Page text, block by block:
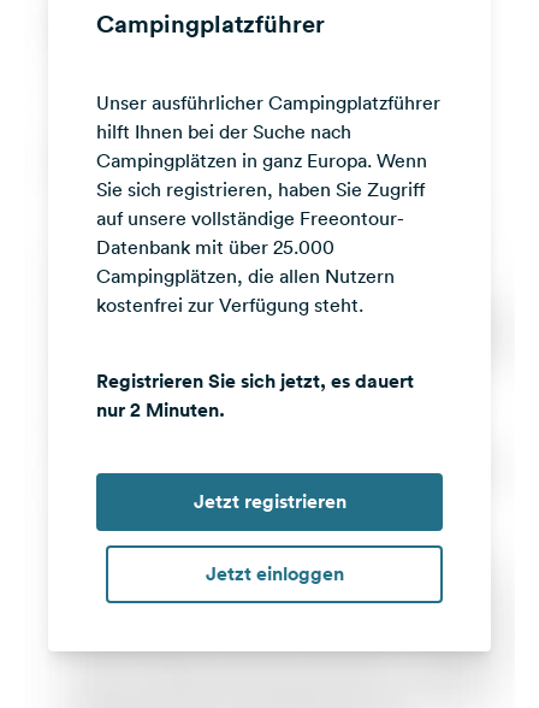
Facebook
Instagram
Campingplatzführer
Unser ausführlicher Campingplatzführer
hilft Ihnen bei der Suche nach
Campingplätzen in ganz Europa. Wenn
Sie sich registrieren, haben Sie Zugriff
auf unsere vollständige Freeontour-
Datenbank mit über 25.000
Campingplätzen, die allen Nutzern
kostenfrei zur Verfügung steht.
Registrieren Sie sich jetzt, es dauert
nur 2 Minuten.
Jetzt registrieren
Jetzt einloggen